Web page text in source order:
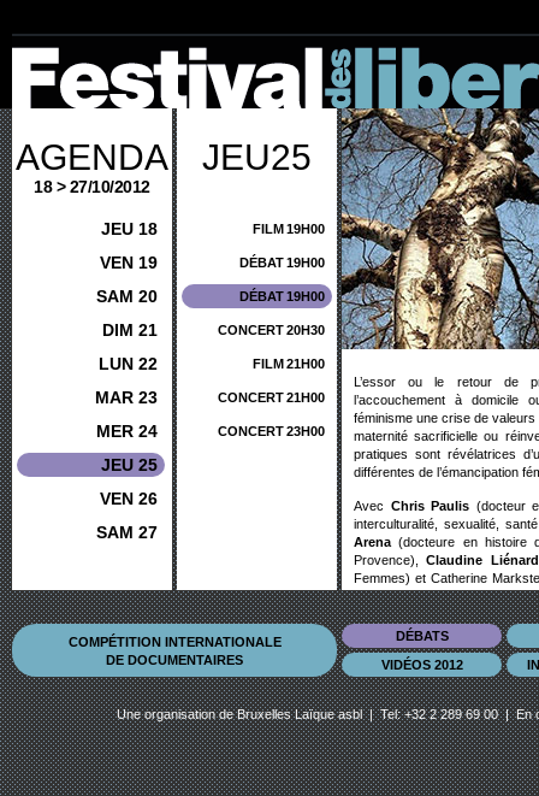
AGENDA
18 > 27/10/2012
JEU 18
VEN 19
SAM 20
DIM 21
LUN 22
MAR 23
MER 24
JEU 25
VEN 26
SAM 27
JEU25
FILM19H00
DÉBAT19H00
DÉBAT19H00
CONCERT20H30
FILM21H00
CONCERT21H00
CONCERT23H00
L’essor ou le retour de
l’accouchement à domicile
féminisme une crise de
maternité sacrificielle ou
pratiques sont révélatrices
différentes de l’émancipation
Avec Chris Paulis (docteur
interculturalité, sexualité,
Arena (docteure en histoire
Provence),Claudine Liénard
Femmes) et Catherine
et Santé)
COMPÉTITION INTERNATIONALE
DE DOCUMENTAIRES
DÉBATS
VIDÉOS 2012
Une organisation deBruxelles Laïque asbl| Tel: +32 2 289 69 00 | En